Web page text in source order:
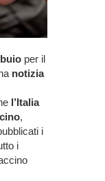
buio per il
notizia
l’Italia
,
i
i